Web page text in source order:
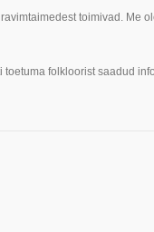
toimivad. Me
folkloorist saadud